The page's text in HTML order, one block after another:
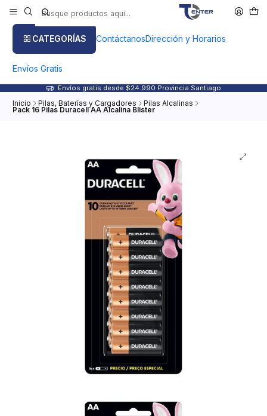
CATEGORÍAS ContáctanosDirección y Horarios
Envíos Gratis
Envíos gratis desde $24.990 Provincia Santiago
Inicio Pilas, Baterías y Cargadores Pilas Alcalinas
Pack 16 Pilas Duracell AA Alcalina Blister